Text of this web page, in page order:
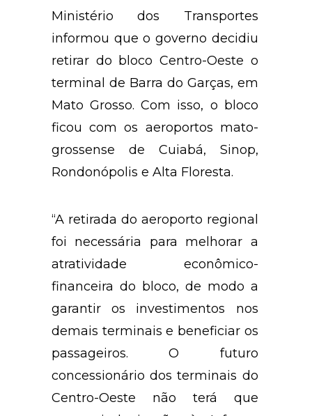
Ministério dos Transportes
informou que o governo decidiu
retirar do bloco Centro-Oeste o
terminal de Barra do Garças, em
Mato Grosso. Com isso, o bloco
ficou com os aeroportos mato-
grossense de Cuiabá, Sinop,
Rondonópolis e Alta Floresta.
“A retirada do aeroporto regional
foi necessária para melhorar a
atratividade econômico-
financeira do bloco, de modo a
garantir os investimentos nos
demais terminais e beneficiar os
passageiros. O futuro
concessionário dos terminais do
Centro-Oeste não terá que